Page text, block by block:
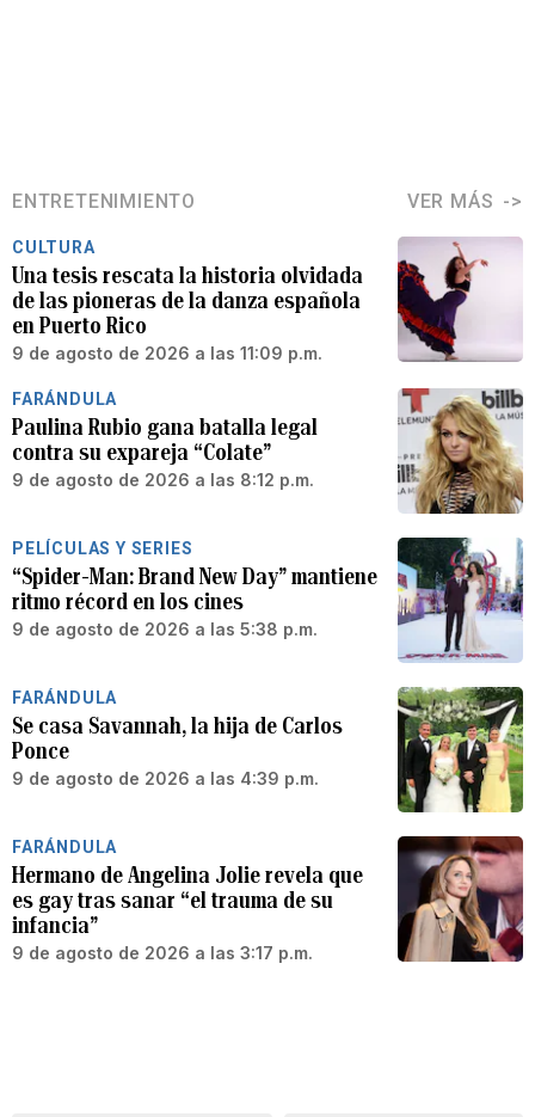
ENTRETENIMIENTO VER MÁS
CULTURA
Una tesis rescata la historia olvidada
de las pioneras de la danza española
en Puerto Rico
9 de agosto de 2026 a las 11:09 p.m.
FARÁNDULA
Paulina Rubio gana batalla legal
contra su expareja “Colate”
9 de agosto de 2026 a las 8:12 p.m.
PELÍCULAS Y SERIES
“Spider-Man: Brand New Day” mantiene
ritmo récord en los cines
9 de agosto de 2026 a las 5:38 p.m.
FARÁNDULA
Se casa Savannah, la hija de Carlos
Ponce
9 de agosto de 2026 a las 4:39 p.m.
FARÁNDULA
Hermano de Angelina Jolie revela que
es gay tras sanar “el trauma de su
infancia”
9 de agosto de 2026 a las 3:17 p.m.